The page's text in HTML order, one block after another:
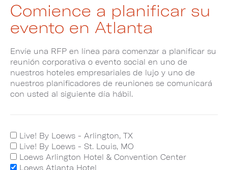
Comience a planificar su
evento en Atlanta
Envíe una RFP en línea para comenzar a planificar su
reunión corporativa o evento social en uno de
nuestros hoteles empresariales de lujo y uno de
nuestros planificadores de reuniones se comunicará
con usted al siguiente día hábil.
Live! By Loews - Arlington, TX
Live! By Loews - St. Louis, MO
Loews Arlington Hotel & Convention Center
Loews Atlanta Hotel